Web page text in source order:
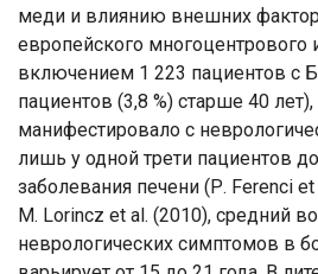
меди и влиянию внешних
европейского многоцентрового
включением 1 223 пациентов с
пациентов (3,8 %) старше 40
манифестировало с
лишь у одной трети пациентов
заболевания печени (Р. Ferenci
М. Lorincz et al. (2010), средний
неврологических симптомов в